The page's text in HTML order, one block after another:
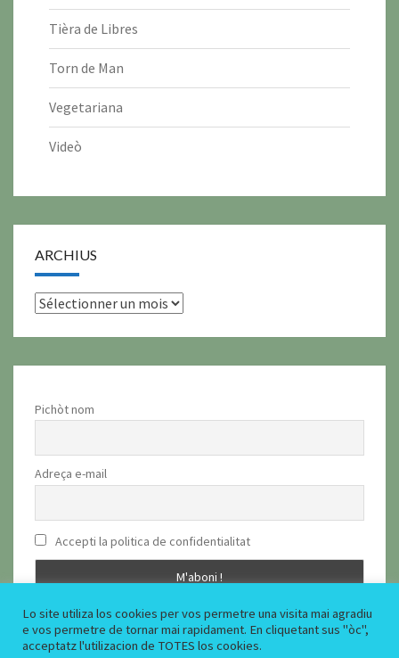
Tièra de Libres
Torn de Man
Vegetariana
Videò
ARCHIUS
archius
Pichòt nom
Adreça e-mail
Accepti la politica de confidentialitat
Lo site utiliza los cookies per vos permetre una visita mai agradiu
e vos permetre de tornar mai rapidament. En cliquetant sus "òc",
acceptatz l'utilizacion de TOTES los cookies.